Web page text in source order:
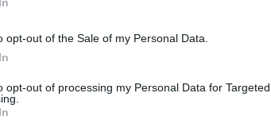
opt-out of the Sale of my Personal Data.
opt-out of processing my Personal Data for Targeted
Αλέξανδρος Μαγκανιώτης –
στην γκαλερί Ακρόπρωρο